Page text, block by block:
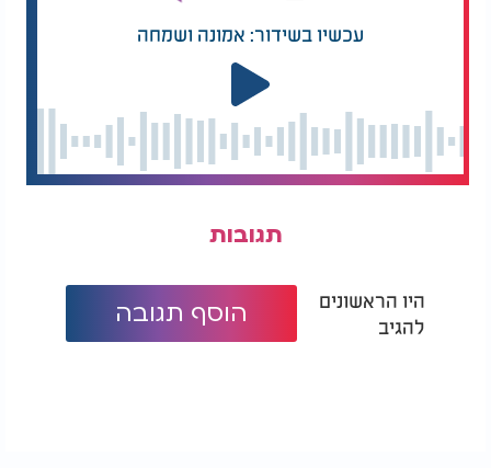
עכשיו בשידור: אמונה ושמחה
תגובות
היו הראשונים
להגיב
הוסף תגובה